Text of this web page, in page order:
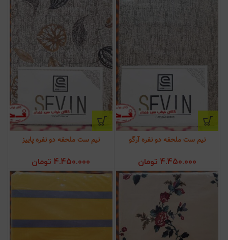
نیم ست ملحفه دو نفره آرگو
4.450.000 تومان
نیم ست ملحفه دو نفره پاییز
4.450.000 تومان